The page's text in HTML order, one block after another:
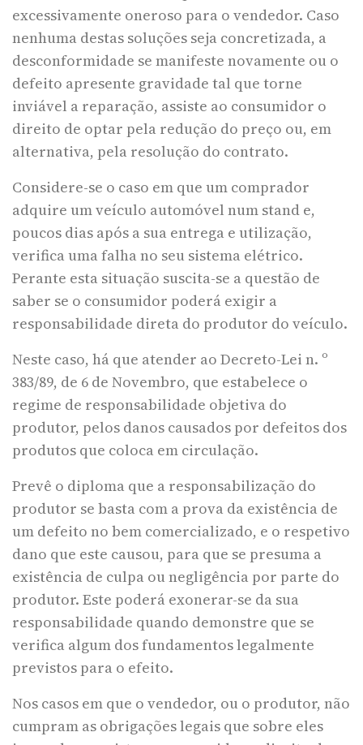
excessivamente oneroso para o vendedor. Caso
nenhuma destas soluções seja concretizada, a
desconformidade se manifeste novamente ou o
defeito apresente gravidade tal que torne
inviável a reparação, assiste ao consumidor o
direito de optar pela redução do preço ou, em
alternativa, pela resolução do contrato.
Considere-se o caso em que um comprador
adquire um veículo automóvel num stand e,
poucos dias após a sua entrega e utilização,
verifica uma falha no seu sistema elétrico.
Perante esta situação suscita-se a questão de
saber se o consumidor poderá exigir a
responsabilidade direta do produtor do veículo.
Neste caso, há que atender ao Decreto-Lei n. º
383/89, de 6 de Novembro, que estabelece o
regime de responsabilidade objetiva do
produtor, pelos danos causados por defeitos dos
produtos que coloca em circulação.
Prevê o diploma que a responsabilização do
produtor se basta com a prova da existência de
um defeito no bem comercializado, e o respetivo
dano que este causou, para que se presuma a
existência de culpa ou negligência por parte do
produtor. Este poderá exonerar-se da sua
responsabilidade quando demonstre que se
verifica algum dos fundamentos legalmente
previstos para o efeito.
Nos casos em que o vendedor, ou o produtor, não
cumpram as obrigações legais que sobre eles